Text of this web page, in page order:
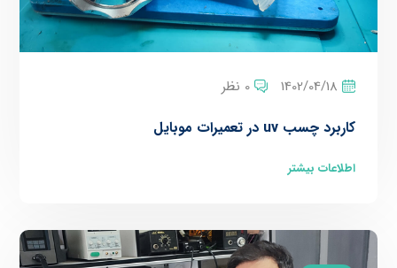
1402/04/18 0 نظر
کاربرد چسب uv در تعمیرات موبایل
اطلاعات بیشتر